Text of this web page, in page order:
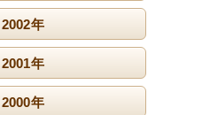
2002年
2001年
2000年